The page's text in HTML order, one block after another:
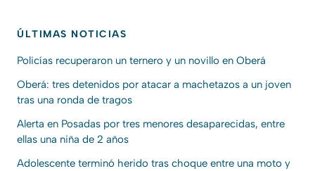
ÚLTIMAS NOTICIAS
Policías recuperaron un ternero y un novillo en Oberá
Oberá: tres detenidos por atacar a machetazos a un joven
tras una ronda de tragos
Alerta en Posadas por tres menores desaparecidas, entre
ellas una niña de 2 años
Adolescente terminó herido tras choque entre una moto y